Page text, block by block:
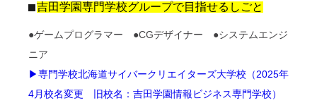
吉田学園専門学校グループで目指せるしごと
●ゲームプログラマー ●CGデザイナー ●システムエンジ
ニア
▶専門学校北海道サイバークリエイターズ大学校（2025年
4月校名変更 旧校名：吉田学園情報ビジネス専門学校）